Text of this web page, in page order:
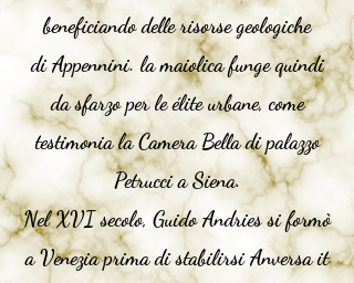
beneficiando delle risorse geologiche
diAppennini. la maiolica funge quindi
da sfarzo per le élite urbane, come
testimonia la Camera Bella di palazzo
Petrucci a Siena.
Nel XVI secolo, Guido Andries si formò
a Venezia prima di stabilirsiAnversait